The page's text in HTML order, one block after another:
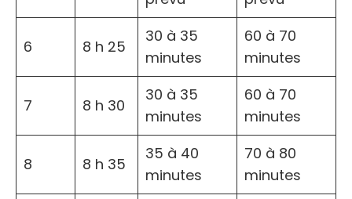
6 8 h 25
30 à 35
minutes
60 à 70
minutes
7 8 h 30
30 à 35
minutes
60 à 70
minutes
8 8 h 35
35 à 40
minutes
70 à 80
minutes